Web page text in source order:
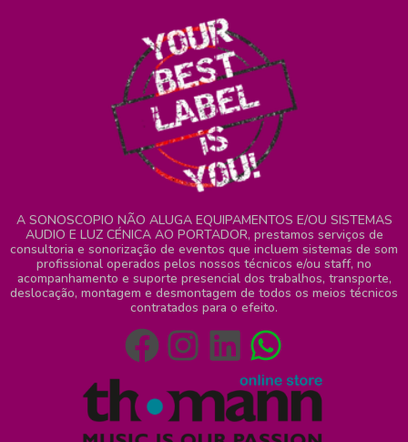
A SONOSCOPIO NÃO ALUGA EQUIPAMENTOS E/OU SISTEMAS
AUDIO E LUZ CÉNICA AO PORTADOR, prestamos serviços de
consultoria e sonorização de eventos que incluem sistemas de som
profissional operados pelos nossos técnicos e/ou staff, no
acompanhamento e suporte presencial dos trabalhos, transporte,
deslocação, montagem e desmontagem de todos os meios técnicos
contratados para o efeito.